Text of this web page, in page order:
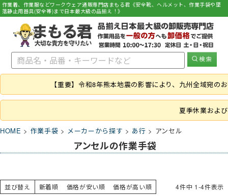
作業着、作業服などワークウェア通販専門店まもる君《安全靴、ヘルメット、作業手袋や墜
落静止用器具(安全帯)まで日本最大級の品揃え！》
【重要】令和8年熊本地震の影響により、九州全域宛
夏季休業およ
HOME 作業手袋 メーカーから探す あ行 アンセル
アンセルの作業手袋
並び替え 新着順 価格が安い順 価格が高い順 4件中 1-4件表示